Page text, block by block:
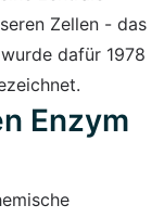
Zellen - das
dafür 1978
Enzym